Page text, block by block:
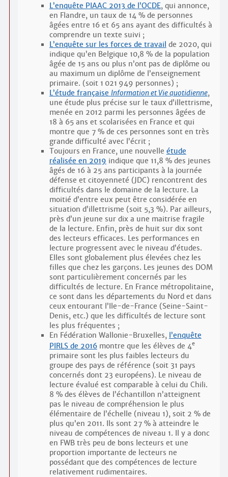
L’enquête PIAAC 2013 de l’OCDE, qui annonce,
en Flandre, un taux de 14 % de personnes
âgées entre 16 et 65 ans ayant des difficultés à
comprendre un texte suivi ;
L’enquête sur les forces de travail de 2020, qui
indique qu’en Belgique 10,8 % de la population
âgée de 15 ans ou plus n’ont pas de diplôme ou
au maximum un diplôme de l’enseignement
primaire. (soit 1 021 949 personnes) ;
L’étude française Information et Vie quotidienne,
une étude plus précise sur le taux d’illettrisme,
menée en 2012 parmi les personnes âgées de
18 à 65 ans et scolarisées en France et qui
montre que 7 % de ces personnes sont en très
grande difficulté avec l’écrit ;
Toujours en France, une nouvelle étude
réalisée en 2019 indique que 11,8 % des jeunes
âgés de 16 à 25 ans participants à la journée
défense et citoyenneté (JDC) rencontrent des
difficultés dans le domaine de la lecture. La
moitié d’entre eux peut être considérée en
situation d’illettrisme (soit 5,3 %). Par ailleurs,
près d’un jeune sur dix a une maitrise fragile
de la lecture. Enfin, près de huit sur dix sont
des lecteurs efficaces. Les performances en
lecture progressent avec le niveau d’études.
Elles sont globalement plus élevées chez les
filles que chez les garçons. Les jeunes des DOM
sont particulièrement concernés par les
difficultés de lecture. En France métropolitaine,
ce sont dans les départements du Nord et dans
ceux entourant l’Ile-de-France (Seine-Saint-
Denis, etc.) que les difficultés de lecture sont
les plus fréquentes ;
En Fédération Wallonie-Bruxelles, l’enquête
PIRLS de 2016montre que les élèves de 4e
primaire sont les plus faibles lecteurs du
groupe des pays de référence (soit 31 pays
concernés dont 23 européens). Le niveau de
lecture évalué est comparable à celui du Chili.
8 % des élèves de l’échantillon n’atteignent
pas le niveau de compréhension le plus
élémentaire de l’échelle (niveau 1), soit 2 % de
plus qu’en 2011. Ils sont 27 % à atteindre le
niveau de compétences de niveau 1. Il y a donc
en FWB très peu de bons lecteurs et une
proportion importante de lecteurs ne
possédant que des compétences de lecture
relativement rudimentaires.